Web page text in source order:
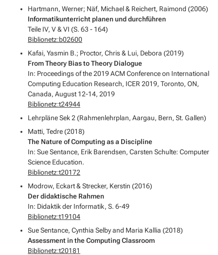
Hartmann, Werner; Näf, Michael & Reichert, Raimond (2006)
Informatikunterricht planen und durchführen
Teile IV, V & VI (S. 63 - 164)
Biblionetz:b02600
Kafai, Yasmin B.; Proctor, Chris & Lui, Debora (2019)
From Theory Bias to Theory Dialogue
In: Proceedings of the 2019 ACM Conference on International
Computing Education Research, ICER 2019, Toronto, ON,
Canada, August 12-14, 2019
Biblionetz:t24944
Lehrpläne Sek 2 (Rahmenlehrplan, Aargau, Bern, St. Gallen)
Matti, Tedre (2018)
The Nature of Computing as a Discipline
In: Sue Sentance, Erik Barendsen, Carsten Schulte: Computer
Science Education.
Biblionetz:t20172
Modrow, Eckart & Strecker, Kerstin (2016)
Der didaktische Rahmen
In: Didaktik der Informatik, S. 6-49
Biblionetz:t19104
Sue Sentance, Cynthia Selby and Maria Kallia (2018)
Assessment in the Computing Classroom
Biblionetz:t20181